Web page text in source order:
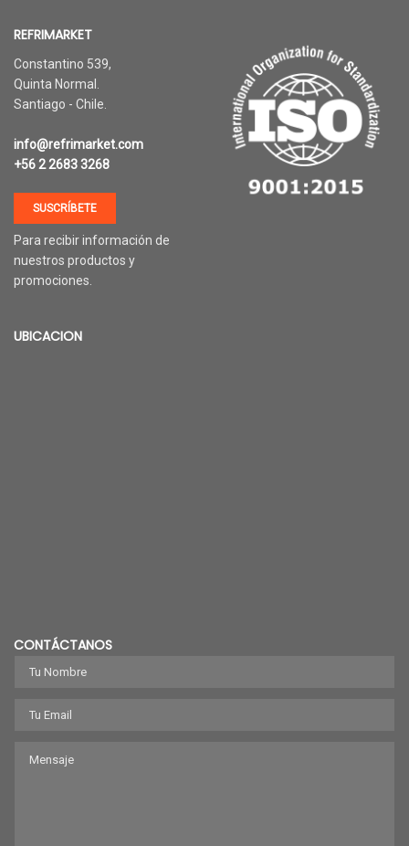
REFRIMARKET
Constantino 539,
Quinta Normal.
Santiago - Chile.
info@refrimarket.com
+56 2 2683 3268
SUSCRÍBETE
Para recibir información de
nuestros productos y
promociones.
UBICACION
CONTÁCTANOS